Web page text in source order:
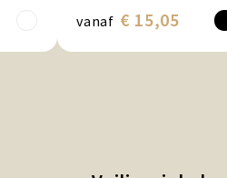
vanaf € 15,05